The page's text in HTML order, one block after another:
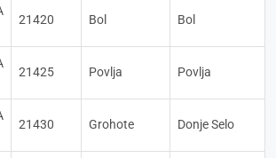
21420 Bol Bol
21425 Povlja Povlja
21430 Grohote Donje Selo